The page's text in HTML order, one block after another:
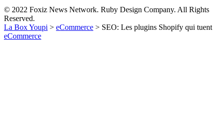
© 2022 Foxiz News Network. Ruby Design Company. All Rights
Reserved.
La Box Youpi > eCommerce > SEO: Les plugins Shopify qui tuent
eCommerce